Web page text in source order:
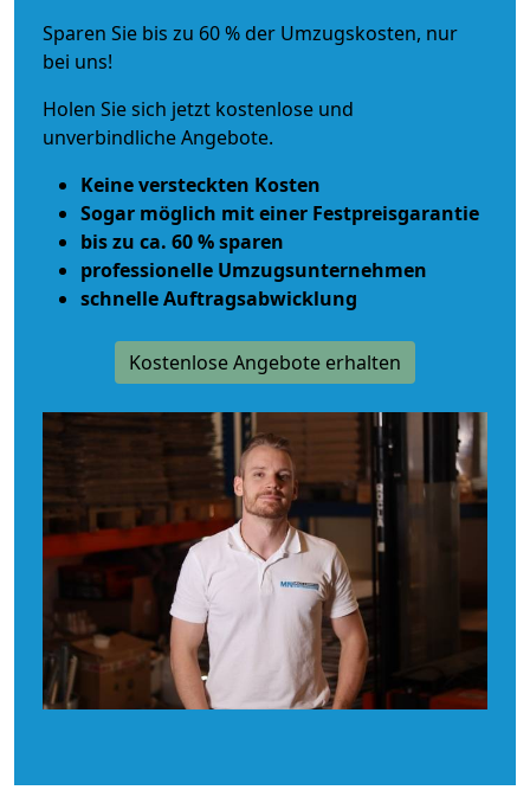
Sparen Sie bis zu 60 % der Umzugskosten, nur
bei uns!
Holen Sie sich jetzt kostenlose und
unverbindliche Angebote.
Keine versteckten Kosten
Sogar möglich mit einer Festpreisgarantie
bis zu ca. 60 % sparen
professionelle Umzugsunternehmen
schnelle Auftragsabwicklung
Kostenlose Angebote erhalten